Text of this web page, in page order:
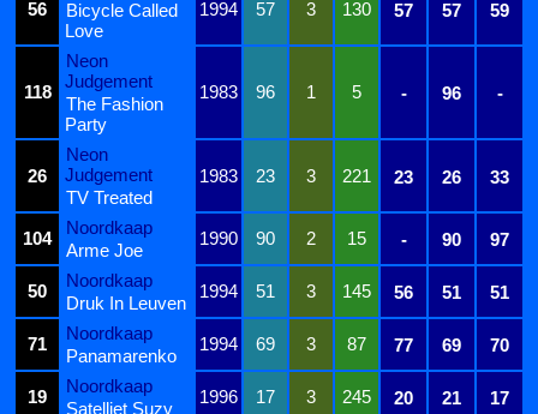
56
1994
57 3 130 57 57 59
Bicycle Called
Love
118
Neon
Judgement
1983 96 1 5 - 96 -
The Fashion
Party
26
Neon
Judgement
1983 23 3 221 23 26
33
TV Treated
104
Noordkaap
1990 90 2 15 - 90 97
Arme Joe
50
Noordkaap
1994 51 3 145 56 51 51
Druk In Leuven
71
Noordkaap
1994 69 3 87 77 69 70
Panamarenko
19
Noordkaap
1996 17 3 245 20 21 17
Satelliet Suzy